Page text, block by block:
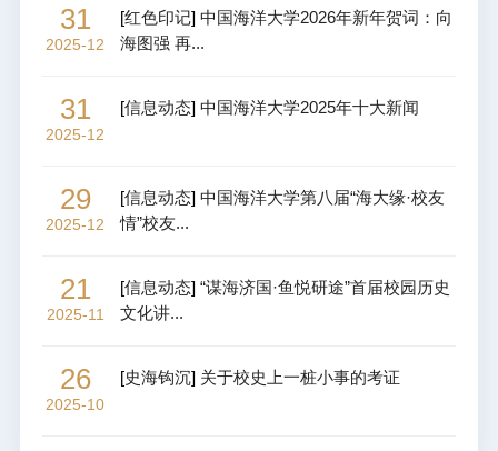
31
2025-12
[红色印记] 中国海洋大学2026年新年贺词：向
海图强 再...
31
2025-12
[信息动态] 中国海洋大学2025年十大新闻
29
2025-12
[信息动态] 中国海洋大学第八届“海大缘·校友
情”校友...
21
2025-11
[信息动态] “谋海济国·鱼悦研途”首届校园历史
文化讲...
26
2025-10
[史海钩沉] 关于校史上一桩小事的考证